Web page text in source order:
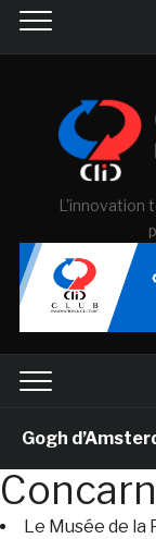
L'innovation
Le Musée de la